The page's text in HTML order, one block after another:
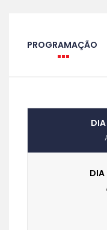
PROGRAMAÇÃO
DIA
DIA